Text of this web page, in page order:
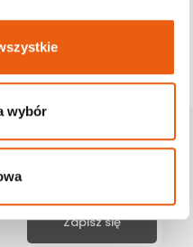
wybór
Newsletter
nowościami i promocjami.